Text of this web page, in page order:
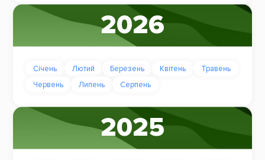
2026
Січень Лютий Березень Квітень
Травень
Червень
Липень Серпень
2025